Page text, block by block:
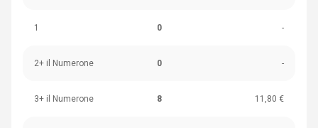
1 0 -
2+ il Numerone 0 -
3+ il Numerone 8 11,80 €